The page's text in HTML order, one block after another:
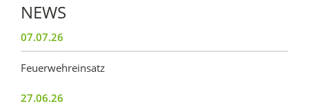
NEWS
07.07.26
Feuerwehreinsatz
27.06.26